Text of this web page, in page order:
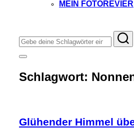
MEIN FOTOREVIER
Suchen
nach:
Seitenleiste
Navigation
umschalten
Schlagwort:
Glühender Himmel